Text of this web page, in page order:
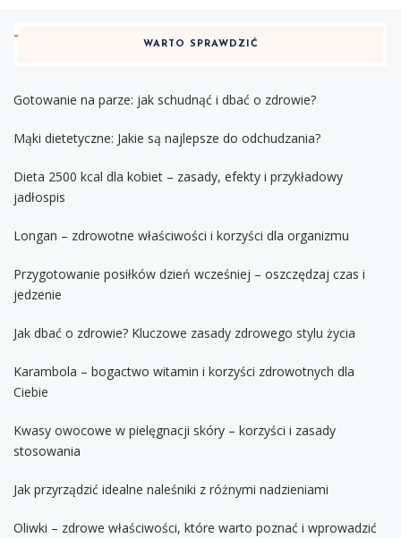
WARTO SPRAWDZIĆ
Gotowanie na parze: jak schudnąć i dbać o zdrowie?
Mąki dietetyczne: Jakie są najlepsze do odchudzania?
Dieta 2500 kcal dla kobiet – zasady, efekty i przykładowy
jadłospis
Longan – zdrowotne właściwości i korzyści dla organizmu
Przygotowanie posiłków dzień wcześniej – oszczędzaj czas i
jedzenie
Jak dbać o zdrowie? Kluczowe zasady zdrowego stylu życia
Karambola – bogactwo witamin i korzyści zdrowotnych dla
Ciebie
Kwasy owocowe w pielęgnacji skóry – korzyści i zasady
stosowania
Jak przyrządzić idealne naleśniki z różnymi nadzieniami
Oliwki – zdrowe właściwości, które warto poznać i wprowadzić